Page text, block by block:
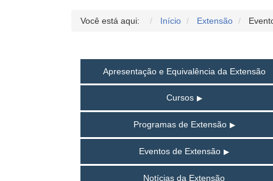
Você está aqui: Início Extensão
Apresentação e Equivalência da Extensão
Cursos
Programas de Extensão
Eventos de Extensão
Notícias da Extensão